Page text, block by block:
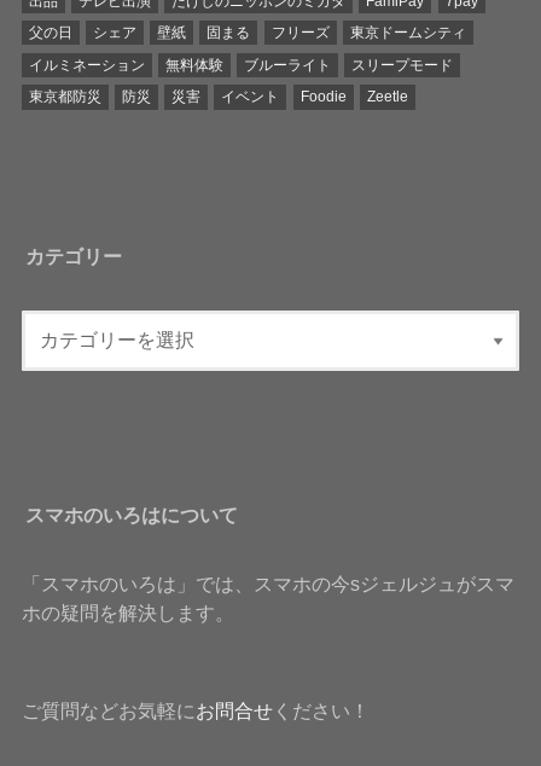
父の日
シェア 壁紙 固まる フリーズ
東京ドームシティ
イルミネーション
無料体験 ブルーライト
スリープモード
東京都防災
防災 災害 イベント Foodie Zeetle
カテゴリー
スマホのいろはについて
「スマホのいろは」では、スマホの今sジェルジュがスマ
ホの疑問を解決します。
ご質問などお気軽にお問合せください！